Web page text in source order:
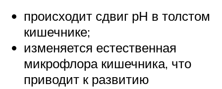
происходит сдвиг рН в толстом
кишечнике;
изменяется естественная
микрофлора кишечника, что
приводит к развитию